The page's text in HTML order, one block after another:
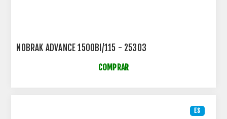
NOBRAK ADVANCE 1500BI/115 - 25303
COMPRAR
ES